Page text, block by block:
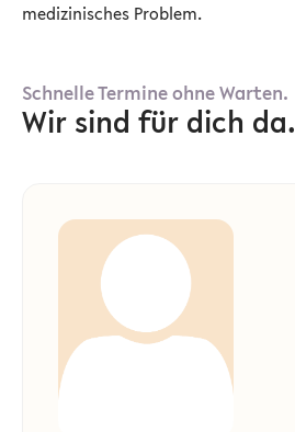
medizinisches Problem.
Schnelle Termine ohne Warten.
Wir sind für dich da.